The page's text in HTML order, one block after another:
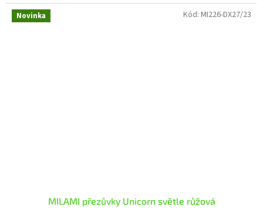
Novinka
MILAMI přezůvky Unicorn světle růžová
Kód: MI226-DX27/23